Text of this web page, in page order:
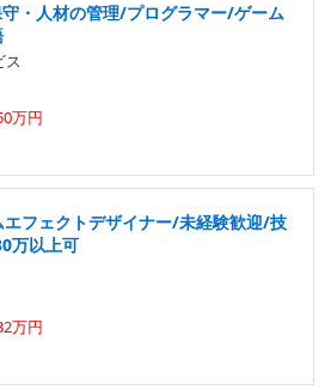
・人材の管理/プログラマー/ゲーム
ス
万円
エフェクトデザイナー/未経験歓迎/技
万以上可
万円